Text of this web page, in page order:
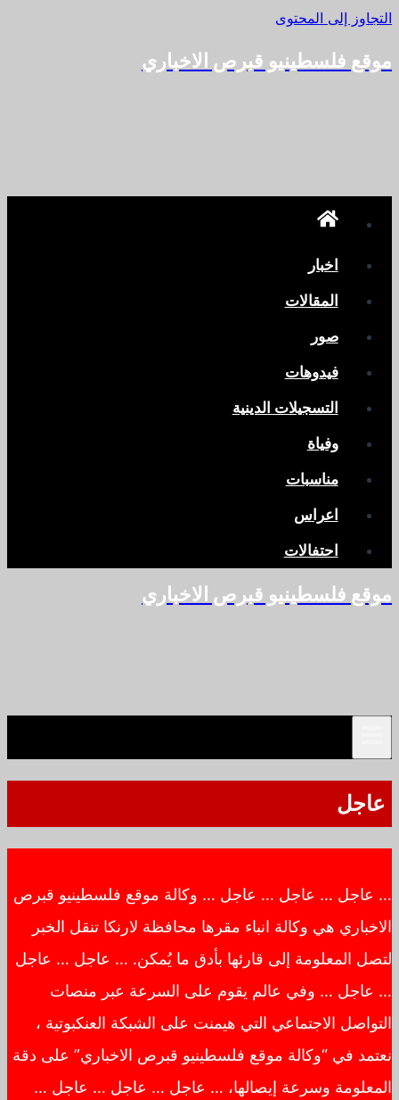
التجاوز إلى المحتوى
موقع فلسطينيو قبرص الاخباري
اخبار
المقالات
صور
فيدوهات
التسجيلات الدينية
وفياة
مناسبات
اعراس
احتفالات
موقع فلسطينيو قبرص الاخباري
عاجل
… عاجل … عاجل … عاجل … وكالة موقع فلسطينيو قبرص
الاخباري هي وكالة انباء مقرها محافظة لارنكا تنقل الخبر
لتصل المعلومة إلى قارئها بأدق ما يُمكن. … عاجل … عاجل
… عاجل … وفي عالم يقوم على السرعة عبر منصات
التواصل الاجتماعي التي هيمنت على الشبكة العنكبوتية ،
نعتمد في “وكالة موقع فلسطينيو قبرص الاخباري” على دقة
المعلومة وسرعة إيصالها، … عاجل … عاجل … عاجل …